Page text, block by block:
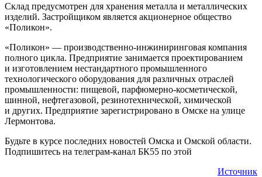
Склад предусмотрен для хранения металла и металлических
изделий. Застройщиком является акционерное общество
«Поликон».
«Поликон» — производственно-инжиниринговая компания
полного цикла. Предприятие занимается проектированием
и изготовлением нестандартного промышленного
технологического оборудования для различных отраслей
промышленности: пищевой, парфюмерно-косметической,
шинной, нефтегазовой, резинотехнической, химической
и других. Предприятие зарегистрировано в Омске на улице
Лермонтова.
Будьте в курсе последних новостей Омска и Омской области.
Подпишитесь на телеграм-канал БК55 по этой
Источник